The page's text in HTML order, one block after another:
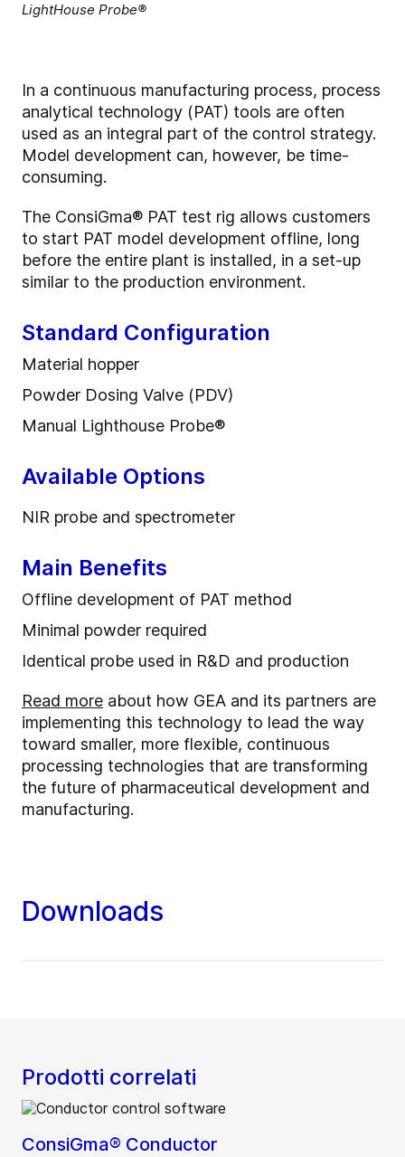
LightHouse Probe®
In a continuous manufacturing process, process
analytical technology (PAT) tools are often
used as an integral part of the control strategy.
Model development can, however, be time-
consuming.
The ConsiGma® PAT test rig allows customers
to start PAT model development offline, long
before the entire plant is installed, in a set-up
similar to the production environment.
Standard Configuration
Material hopper
Powder Dosing Valve (PDV)
Manual Lighthouse Probe®
Available Options
NIR probe and spectrometer
Main Benefits
Offline development of PAT method
Minimal powder required
Identical probe used in R&D and production
Read more about how GEA and its partners are
implementing this technology to lead the way
toward smaller, more flexible, continuous
processing technologies that are transforming
the future of pharmaceutical development and
manufacturing.
Downloads
Prodotti correlati
ConsiGma® Conductor